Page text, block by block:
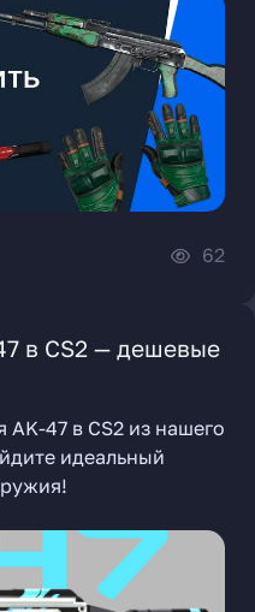
62
в CS2 — дешевые
47 в CS2 из нашего
идеальный